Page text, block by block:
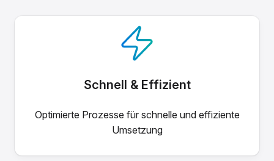
Schnell & Effizient
Optimierte Prozesse für schnelle und effiziente
Umsetzung